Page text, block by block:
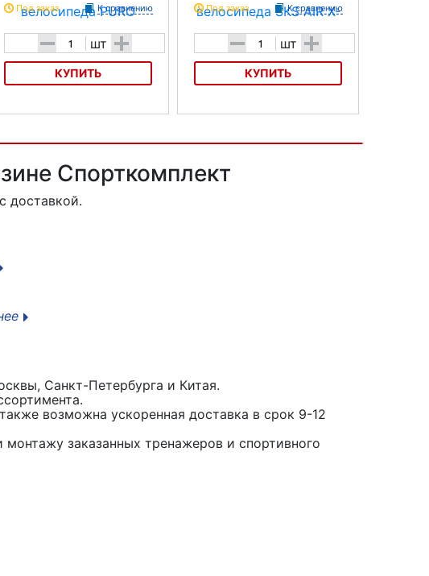
Под заказ К сравнению
- шт +
КУПИТЬ
Под заказ К сравнению
- шт +
КУПИТЬ
Спорткомплект
доставкой.
Санкт-Петербурга и Китая.
возможна ускоренная доставка в срок 9-12
заказанных тренажеров и спортивного